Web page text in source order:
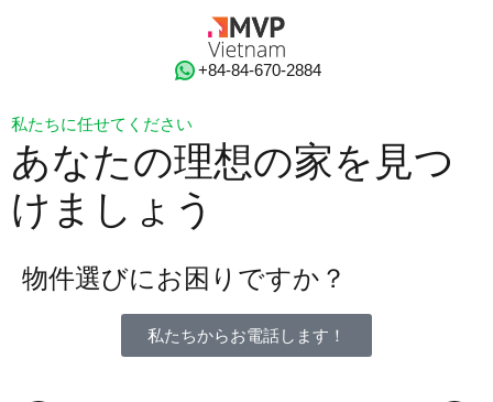
‭+84-84-670-2884‬
私たちに任せてください
あなたの理想の家を見つ
けましょう
物件選びにお困りですか？
私たちからお電話します！